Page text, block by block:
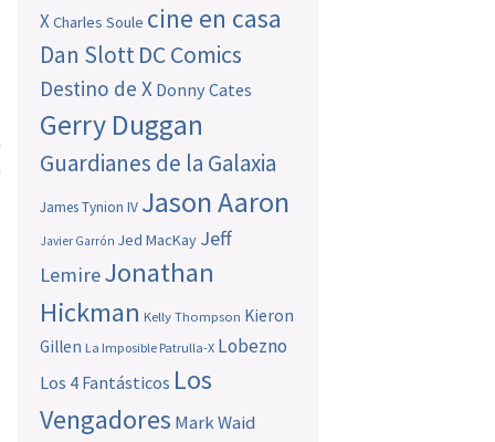
XCharles Soule cine en casa
Dan SlottDC Comics
Destino de X Donny Cates
Gerry Duggan
Guardianes de la Galaxia
James Tynion IV Jason Aaron
Javier Garrón Jed MacKay Jeff
LemireJonathan
Hickman Kelly Thompson Kieron
Gillen La Imposible Patrulla-X Lobezno
Los 4 Fantásticos Los
Vengadores Mark Waid